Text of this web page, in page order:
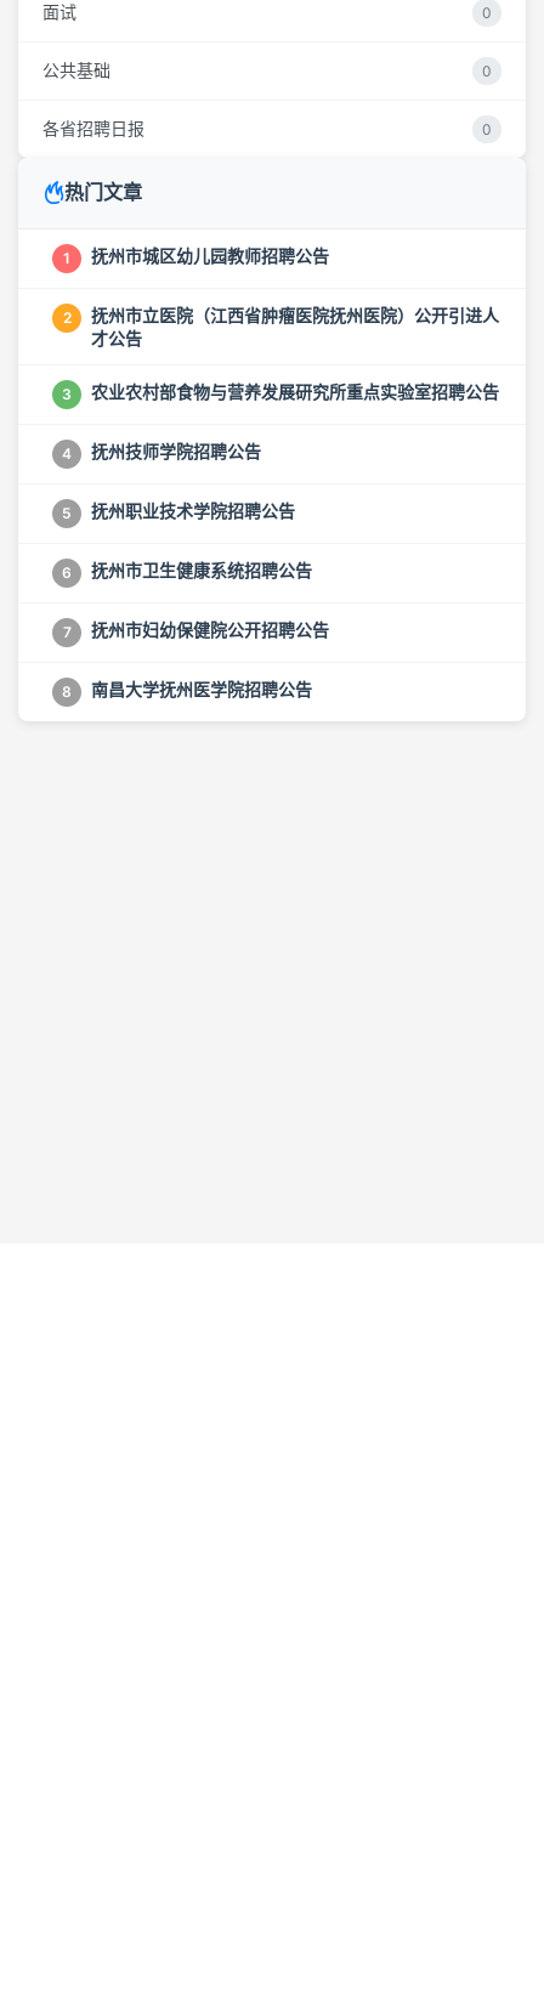
面试 0
公共基础 0
各省招聘日报 0
热门文章
1 抚州市城区幼儿园教师招聘公告
2
抚州市立医院（江西省肿瘤医院抚州医院）公开引进人
才公告
3 农业农村部食物与营养发展研究所重点实验室招聘公告
4 抚州技师学院招聘公告
5 抚州职业技术学院招聘公告
6 抚州市卫生健康系统招聘公告
7 抚州市妇幼保健院公开招聘公告
8 南昌大学抚州医学院招聘公告